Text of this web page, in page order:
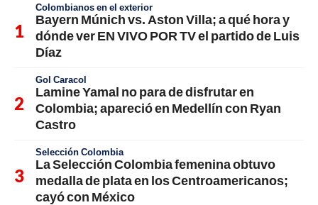
Colombianos en el exterior
Bayern Múnich vs. Aston Villa; a qué hora y
dónde ver EN VIVO POR TV el partido de Luis
Díaz
Gol Caracol
Lamine Yamal no para de disfrutar en
Colombia; apareció en Medellín con Ryan
Castro
Selección Colombia
La Selección Colombia femenina obtuvo
medalla de plata en los Centroamericanos;
cayó con México